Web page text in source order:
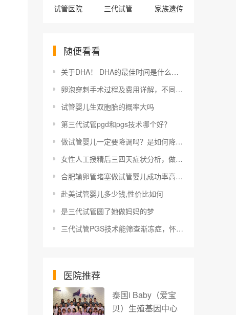
试管医院 三代试管 家族遗传
随便看看
关于DHA！ DHA的最佳时间是什么时候吃？
卵泡穿刺手术过程及费用详解，不同医院差异化较大
试管婴儿生双胞胎的概率大吗
第三代试管pgd和pgs技术哪个好？
做试管婴儿一定要降调吗？是如何降调成功的?
女性人工授精后三四天症状分析，做完人授不会有特殊感觉
合肥输卵管堵塞做试管婴儿成功率高吗？
赴美试管婴儿多少钱,性价比如何
是三代试管圆了她做妈妈的梦
三代试管PGS技术能筛查渐冻症，怀疑此病这5种检查可了解
医院推荐
泰国i Baby（爱宝
贝）生殖基因中心